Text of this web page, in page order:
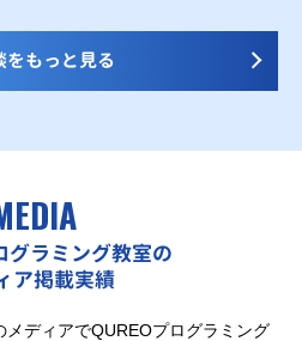
をもっと見る
グラミング教室の
ア掲載実績
ディアでQUREOプログラミング